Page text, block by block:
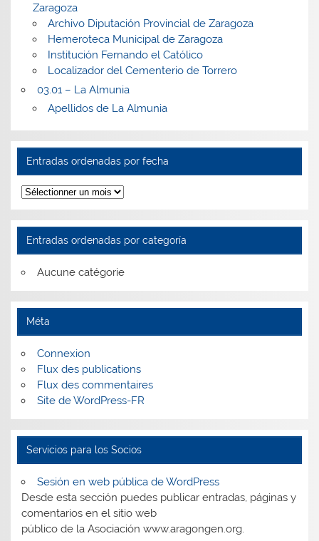
Zaragoza
Archivo Diputación Provincial de Zaragoza
Hemeroteca Municipal de Zaragoza
Institución Fernando el Católico
Localizador del Cementerio de Torrero
03.01 – La Almunia
Apellidos de La Almunia
Entradas ordenadas por fecha
Entradas
ordenadas
por
fecha
Entradas ordenadas por categoría
Aucune catégorie
Méta
Connexion
Flux des publications
Flux des commentaires
Site de WordPress-FR
Servicios para los Socios
Sesión en web pública de WordPress
Desde esta sección puedes publicar entradas, páginas y
comentarios en el sitio web
público de la Asociación www.aragongen.org.